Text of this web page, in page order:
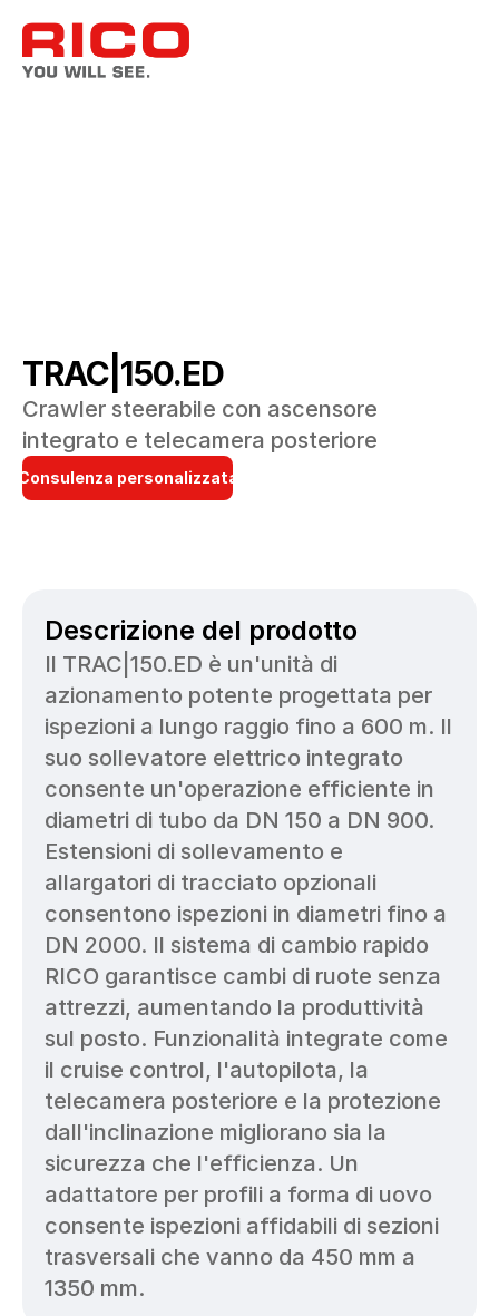
TRAC|150.ED
Crawler steerabile con ascensore
integrato e telecamera posteriore
Consulenza personalizzata
Descrizione del prodotto
Il TRAC|150.ED è un'unità di
azionamento potente progettata per
ispezioni a lungo raggio fino a 600 m. Il
suo sollevatore elettrico integrato
consente un'operazione efficiente in
diametri di tubo da DN 150 a DN 900.
Estensioni di sollevamento e
allargatori di tracciato opzionali
consentono ispezioni in diametri fino a
DN 2000. Il sistema di cambio rapido
RICO garantisce cambi di ruote senza
attrezzi, aumentando la produttività
sul posto. Funzionalità integrate come
il cruise control, l'autopilota, la
telecamera posteriore e la protezione
dall'inclinazione migliorano sia la
sicurezza che l'efficienza. Un
adattatore per profili a forma di uovo
consente ispezioni affidabili di sezioni
trasversali che vanno da 450 mm a
1350 mm.